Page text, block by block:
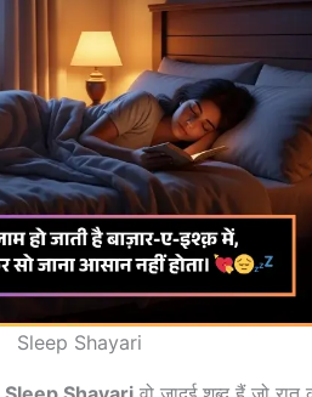
Sleep Shayari